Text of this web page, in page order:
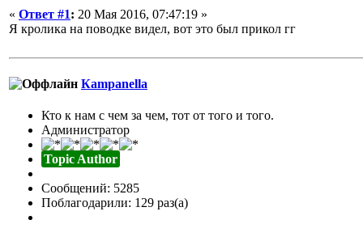
« Ответ #1: 20 Мая 2016, 07:47:19 »
Я кролика на поводке видел, вот это был прикол гг
Кampanella
Кто к нам с чем за чем, тот от того и того.
Администратор
Topic Author
Сообщений: 5285
Поблагодарили: 129 раз(а)